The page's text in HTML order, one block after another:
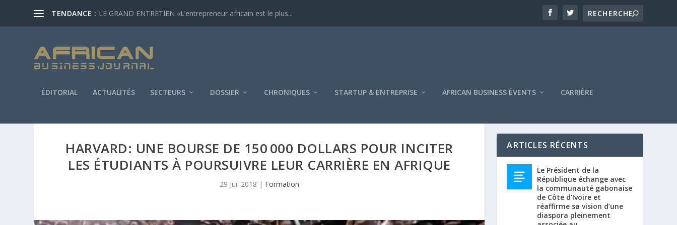
TENDANCE : LE GRAND ENTRETIEN «L’entrepreneur africain est le plus...
ÉDITORIAL ACTUALITÉS SECTEURS DOSSIER CHRONIQUES STARTUP & ENTREPRISE AFRICAN BUSINESS ÉVENTS CARRIÈRE
HARVARD: UNE BOURSE DE 150 000 DOLLARS POUR INCITER
LES ÉTUDIANTS À POURSUIVRE LEUR CARRIÈRE EN AFRIQUE
29 Juil 2018 | Formation
ARTICLES RÉCENTS
Le Président de la
République échange avec
la communauté gabonaise
de Côte d’Ivoire et
réaffirme sa vision d’une
diaspora pleinement